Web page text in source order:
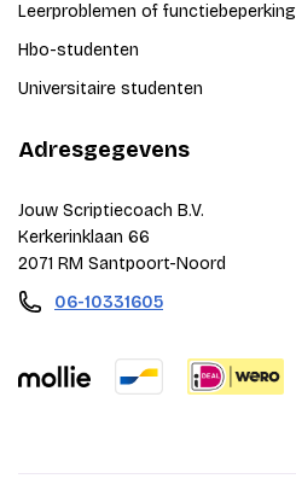
Leerproblemen of functiebeperking
Hbo-studenten
Universitaire studenten
Adresgegevens
Jouw Scriptiecoach B.V.
Kerkerinklaan 66
2071 RM Santpoort-Noord
06-10331605